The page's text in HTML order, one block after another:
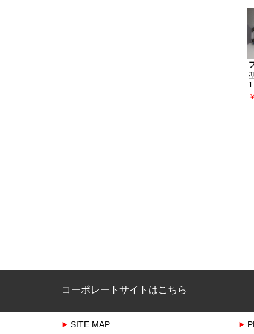
1
コーポレートサイトはこちら
SITE MAP